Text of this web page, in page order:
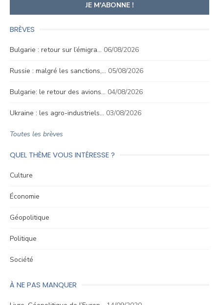
BRÈVES
Bulgarie : retour sur l’émigra… 06/08/2026
Russie : malgré les sanctions,… 05/08/2026
Bulgarie: le retour des avions… 04/08/2026
Ukraine : les agro-industriels… 03/08/2026
Toutes les brèves
QUEL THÈME VOUS INTÉRESSE ?
Culture
Économie
Géopolitique
Politique
Société
À NE PAS MANQUER